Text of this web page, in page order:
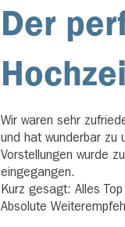
Der
Wir waren sehr
und hat wunderbar zu
Vorstellungen wurde
eingegangen.
Kurz gesagt: Alles
Absolute